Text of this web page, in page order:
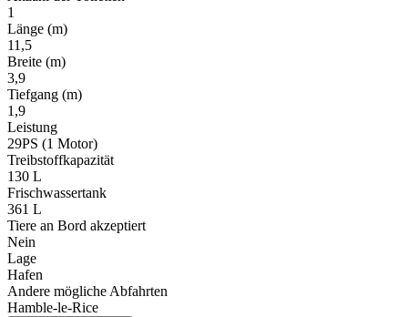
1
Länge (m)
11,5
Breite (m)
3,9
Tiefgang (m)
1,9
Leistung
29PS (1 Motor)
Treibstoffkapazität
130 L
Frischwassertank
361 L
Tiere an Bord akzeptiert
Nein
Lage
Hafen
Andere mögliche Abfahrten
Hamble-le-Rice